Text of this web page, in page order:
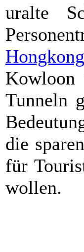
uralte
Hongkong
Kowloon
Tunneln
die
für
wollen.